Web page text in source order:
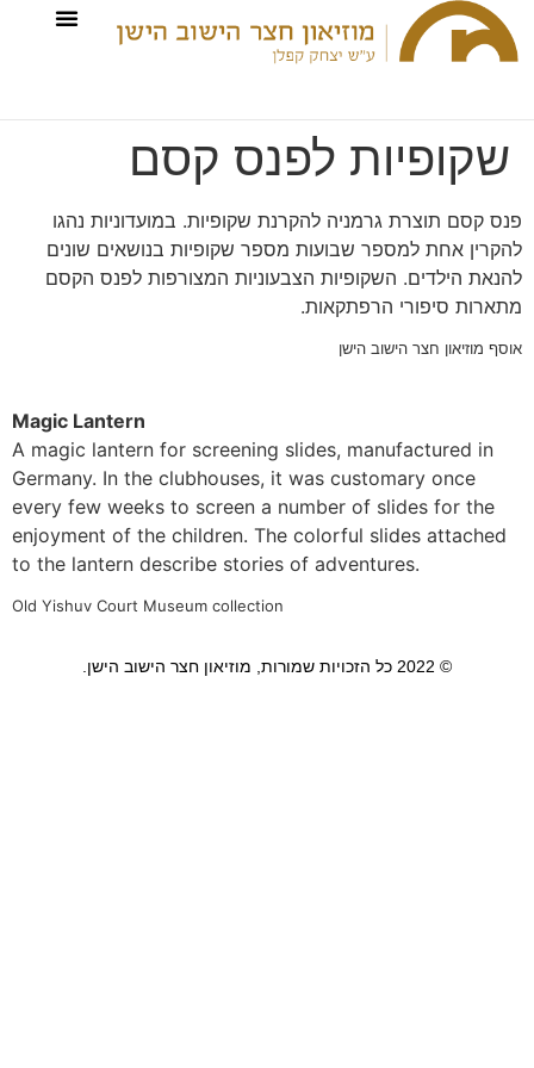
שקופיות לפנס קסם
פנס קסם תוצרת גרמניה להקרנת שקופיות. במועדוניות נהגו
להקרין אחת למספר שבועות מספר שקופיות בנושאים שונים
להנאת הילדים. השקופיות הצבעוניות המצורפות לפנס הקסם
מתארות סיפורי הרפתקאות.
אוסף מוזיאון חצר הישוב הישן
Magic Lantern
A magic lantern for screening slides, manufactured in
Germany. In the clubhouses, it was customary once
every few weeks to screen a number of slides for the
enjoyment of the children. The colorful slides attached
to the lantern describe stories of adventures.
Old Yishuv Court Museum collection
© 2022 כל הזכויות שמורות, מוזיאון חצר הישוב הישן.